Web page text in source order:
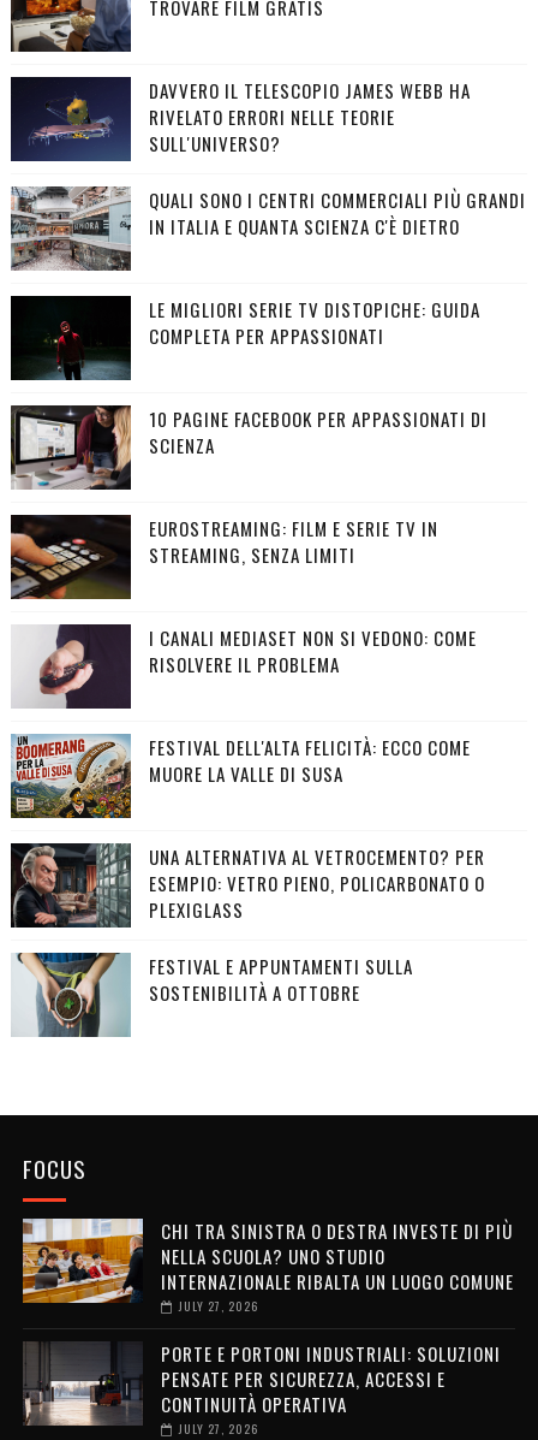
TROVARE FILM GRATIS
DAVVERO IL TELESCOPIO JAMES WEBB HA
RIVELATO ERRORI NELLE TEORIE
SULL'UNIVERSO?
QUALI SONO I CENTRI COMMERCIALI PIÙ GRANDI
IN ITALIA E QUANTA SCIENZA C'È DIETRO
LE MIGLIORI SERIE TV DISTOPICHE: GUIDA
COMPLETA PER APPASSIONATI
10 PAGINE FACEBOOK PER APPASSIONATI DI
SCIENZA
EUROSTREAMING: FILM E SERIE TV IN
STREAMING, SENZA LIMITI
I CANALI MEDIASET NON SI VEDONO: COME
RISOLVERE IL PROBLEMA
FESTIVAL DELL'ALTA FELICITÀ: ECCO COME
MUORE LA VALLE DI SUSA
UNA ALTERNATIVA AL VETROCEMENTO? PER
ESEMPIO: VETRO PIENO, POLICARBONATO O
PLEXIGLASS
FESTIVAL E APPUNTAMENTI SULLA
SOSTENIBILITÀ A OTTOBRE
FOCUS
CHI TRA SINISTRA O DESTRA INVESTE DI PIÙ
NELLA SCUOLA? UNO STUDIO
INTERNAZIONALE RIBALTA UN LUOGO COMUNE
JULY 27, 2026
PORTE E PORTONI INDUSTRIALI: SOLUZIONI
PENSATE PER SICUREZZA, ACCESSI E
CONTINUITÀ OPERATIVA
JULY 27, 2026